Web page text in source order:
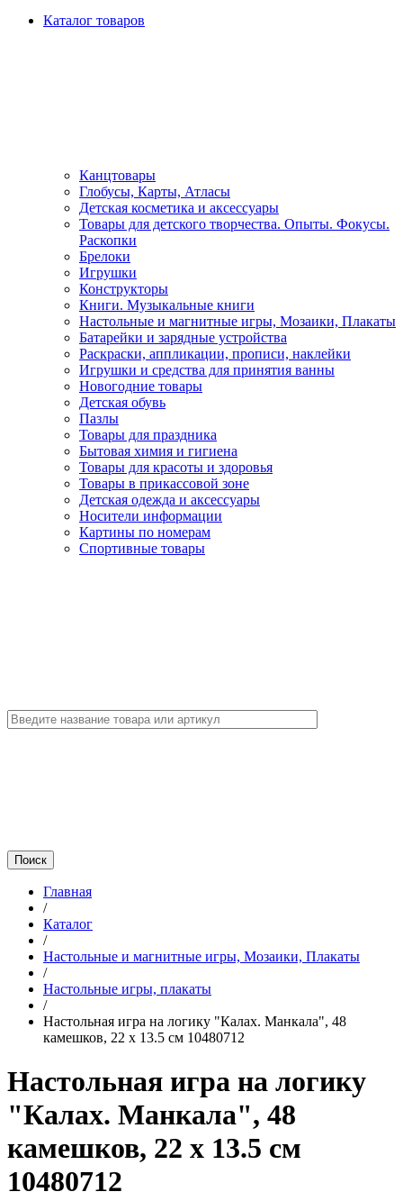
Каталог товаров
Канцтовары
Глобусы, Карты, Атласы
Детская косметика и аксессуары
Товары для детского творчества. Опыты. Фокусы.
Раскопки
Брелоки
Игрушки
Конструкторы
Книги. Музыкальные книги
Настольные и магнитные игры, Мозаики, Плакаты
Батарейки и зарядные устройства
Раскраски, аппликации, прописи, наклейки
Игрушки и средства для принятия ванны
Новогодние товары
Детская обувь
Пазлы
Товары для праздника
Бытовая химия и гигиена
Товары для красоты и здоровья
Товары в прикассовой зоне
Детская одежда и аксессуары
Носители информации
Картины по номерам
Спортивные товары
Главная
/
Каталог
/
Настольные и магнитные игры, Мозаики, Плакаты
/
Настольные игры, плакаты
/
Настольная игра на логику "Калах. Манкала", 48
камешков, 22 х 13.5 см 10480712
Настольная игра на логику
"Калах. Манкала", 48
камешков, 22 х 13.5 см
10480712